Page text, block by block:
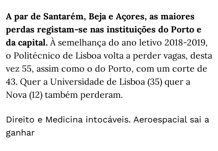
A par de Santarém, Beja e Açores, as maiores
perdas registam-se nas instituições do Porto e
da capital. À semelhança do ano letivo 2018-2019,
o Politécnico de Lisboa volta a perder vagas, desta
vez 55, assim como o do Porto, com um corte de
43. Quer a Universidade de Lisboa (35) quer a
Nova (12) também perderam.
Direito e Medicina intocáveis. Aeroespacial sai a
ganhar